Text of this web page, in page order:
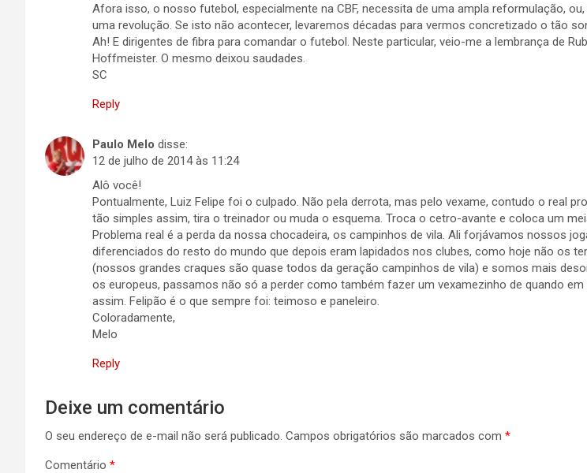
Afora isso, o nosso futebol, especialmente na CBF, necessita de uma ampla reformulação,
uma revolução. Se isto não acontecer, levaremos décadas para vermos concretizado o tão
Ah! E dirigentes de fibra para comandar o futebol. Neste particular, veio-me a lembrança de
Hoffmeister. O mesmo deixou saudades.
SC
Reply
Paulo Melo disse:
12 de julho de 2014 às 11:24
Alô você!
Pontualmente, Luiz Felipe foi o culpado. Não pela derrota, mas pelo vexame, contudo o real
tão simples assim, tira o treinador ou muda o esquema. Troca o cetro-avante e coloca um
Problema real é a perda da nossa chocadeira, os campinhos de vila. Ali forjávamos nossos
diferenciados do resto do mundo que depois eram lapidados nos clubes, como hoje não os
(nossos grandes craques são quase todos da geração campinhos de vila) e somos mais
os europeus, passamos não só a perder como também fazer um vexamezinho de quando em
assim. Felipão é o que sempre foi: teimoso e paneleiro.
Coloradamente,
Melo
Reply
Deixe um comentário
O seu endereço de e-mail não será publicado. Campos obrigatórios são marcados com *
Comentário *